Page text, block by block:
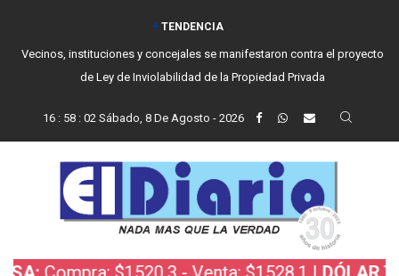
TENDENCIA
Reino recibió a instituciones y confirmó gestiones para sumar una nueva
fuerza de seguridad a Balcarce
16 : 58 : 03 Sábado, 8 De Agosto - 2026